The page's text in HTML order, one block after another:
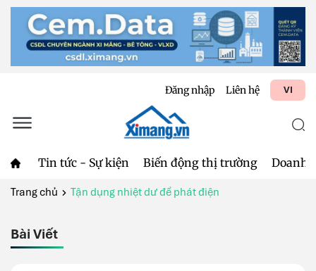
Đăng nhập Liên hệ VI
Tin tức - Sự kiện Biến động thị trường Doanh
Trang chủ Tận dụng nhiệt dư để phát điện
Bài Viết